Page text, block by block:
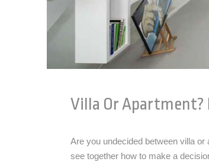
Villa Or Apartment?
Are you undecided between villa
see together how to make a